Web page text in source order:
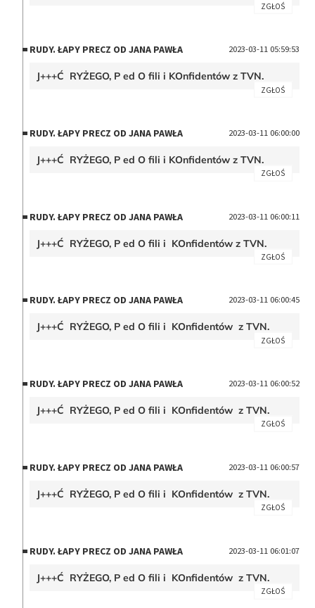
ZGŁOŚ
RUDY. ŁAPY PRECZ OD JANA PAWŁA 2023-03-11 05:59:53
J+++Ć RYŻEGO, P ed O fili i KOnfidentów z TVN.
ZGŁOŚ
RUDY. ŁAPY PRECZ OD JANA PAWŁA 2023-03-11 06:00:00
J+++Ć RYŻEGO, P ed O fili i KOnfidentów z TVN.
ZGŁOŚ
RUDY. ŁAPY PRECZ OD JANA PAWŁA 2023-03-11 06:00:11
J+++Ć RYŻEGO, P ed O fili i KOnfidentów z TVN.
ZGŁOŚ
RUDY. ŁAPY PRECZ OD JANA PAWŁA 2023-03-11 06:00:45
J+++Ć RYŻEGO, P ed O fili i KOnfidentów z TVN.
ZGŁOŚ
RUDY. ŁAPY PRECZ OD JANA PAWŁA 2023-03-11 06:00:52
J+++Ć RYŻEGO, P ed O fili i KOnfidentów z TVN.
ZGŁOŚ
RUDY. ŁAPY PRECZ OD JANA PAWŁA 2023-03-11 06:00:57
J+++Ć RYŻEGO, P ed O fili i KOnfidentów z TVN.
ZGŁOŚ
RUDY. ŁAPY PRECZ OD JANA PAWŁA 2023-03-11 06:01:07
J+++Ć RYŻEGO, P ed O fili i KOnfidentów z TVN.
ZGŁOŚ